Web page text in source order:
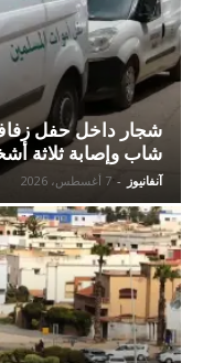
شجار داخل حفل
شاب وإصابة ثلاثة
آنفانيوز - 7 أغسطس، 2026